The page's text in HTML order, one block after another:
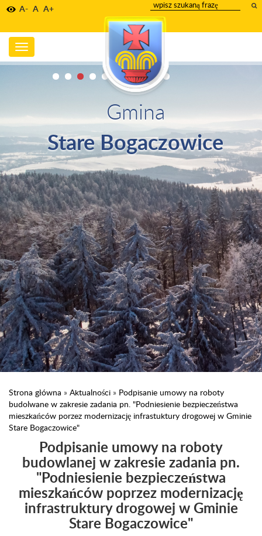
A- A A+
wpisz
szukany
tekst
Toggle
navigation
Gmina
Stare Bogaczowice
Strona główna » Aktualności » Podpisanie umowy na roboty
budolwane w zakresie zadania pn. "Podniesienie bezpieczeństwa
mieszkańców porzez modernizację infrastuktury drogowej w Gminie
Stare Bogaczowice"
Podpisanie umowy na roboty
budowlanej w zakresie zadania pn.
"Podniesienie bezpieczeństwa
mieszkańców poprzez modernizację
infrastruktury drogowej w Gminie
Stare Bogaczowice"